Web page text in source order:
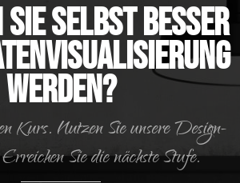
Sie selbst besser
werden?
Kurs. Nutzen Sie unsere Design-
Sie die nächste Stufe.